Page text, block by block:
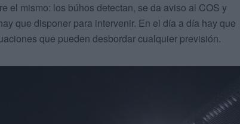
el mismo: los búhos detectan, se da aviso al COS y
que disponer para intervenir. En el día a día hay que
que pueden desbordar cualquier previsión.